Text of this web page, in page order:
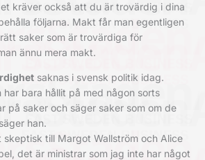
kräver också att du är trovärdig i dina
följarna. Makt får man egentligen
saker som är trovärdiga för
ännu mera makt.
saknas i svensk politik idag.
har bara hållit på med någon sorts
på saker och säger saker som om de
han.
till Margot Wallström och Alice
det är ministrar som jag inte har något